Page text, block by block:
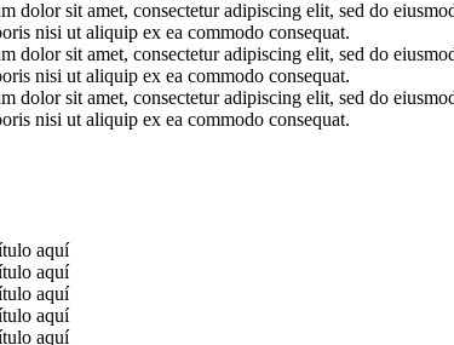
dolor sit amet, consectetur adipiscing elit, sed do
nisi ut aliquip ex ea commodo consequat.
dolor sit amet, consectetur adipiscing elit, sed do
nisi ut aliquip ex ea commodo consequat.
dolor sit amet, consectetur adipiscing elit, sed do
nisi ut aliquip ex ea commodo consequat.
aquí
aquí
aquí
aquí
aquí